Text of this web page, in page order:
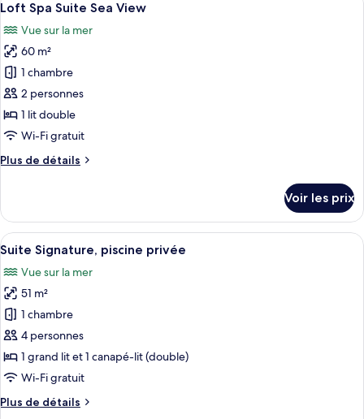
de
chambre
Suite
Confort,
vue
mer
toutes
les
photos
pour
ce
type
de
chambre :
Loft
Sea
View
20
Loft Spa Suite Sea View
Vue sur la mer
60 m²
1 chambre
2 personnes
1 lit double
Wi-Fi gratuit
Plus de détails
Plus
le
type
de
chambre
Loft
Spa
Suite
Sea
View
Voir les prix
Afficher
toutes
les
photos
pour
ce
type
de
chambre :
Suite
Un espace repas avec vue sur la mer
6
Suite Signature, piscine privée
Vue sur la mer
51 m²
1 chambre
4 personnes
1 grand lit et 1 canapé-lit (double)
Wi-Fi gratuit
Plus de détails
Plus